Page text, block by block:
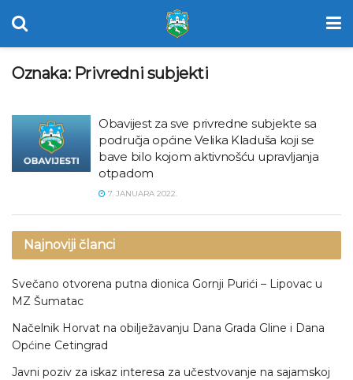
Oznaka: Privredni subjekti
Obavijest za sve privredne subjekte sa
područja općine Velika Kladuša koji se
bave bilo kojom aktivnošću upravljanja
otpadom
7. JANUARA 2022.
Najnoviji članci
Svečano otvorena putna dionica Gornji Purići – Lipovac u
MZ Šumatac
Načelnik Horvat na obilježavanju Dana Grada Gline i Dana
Općine Cetingrad
Javni poziv za iskaz interesa za učestvovanje na sajamskoj